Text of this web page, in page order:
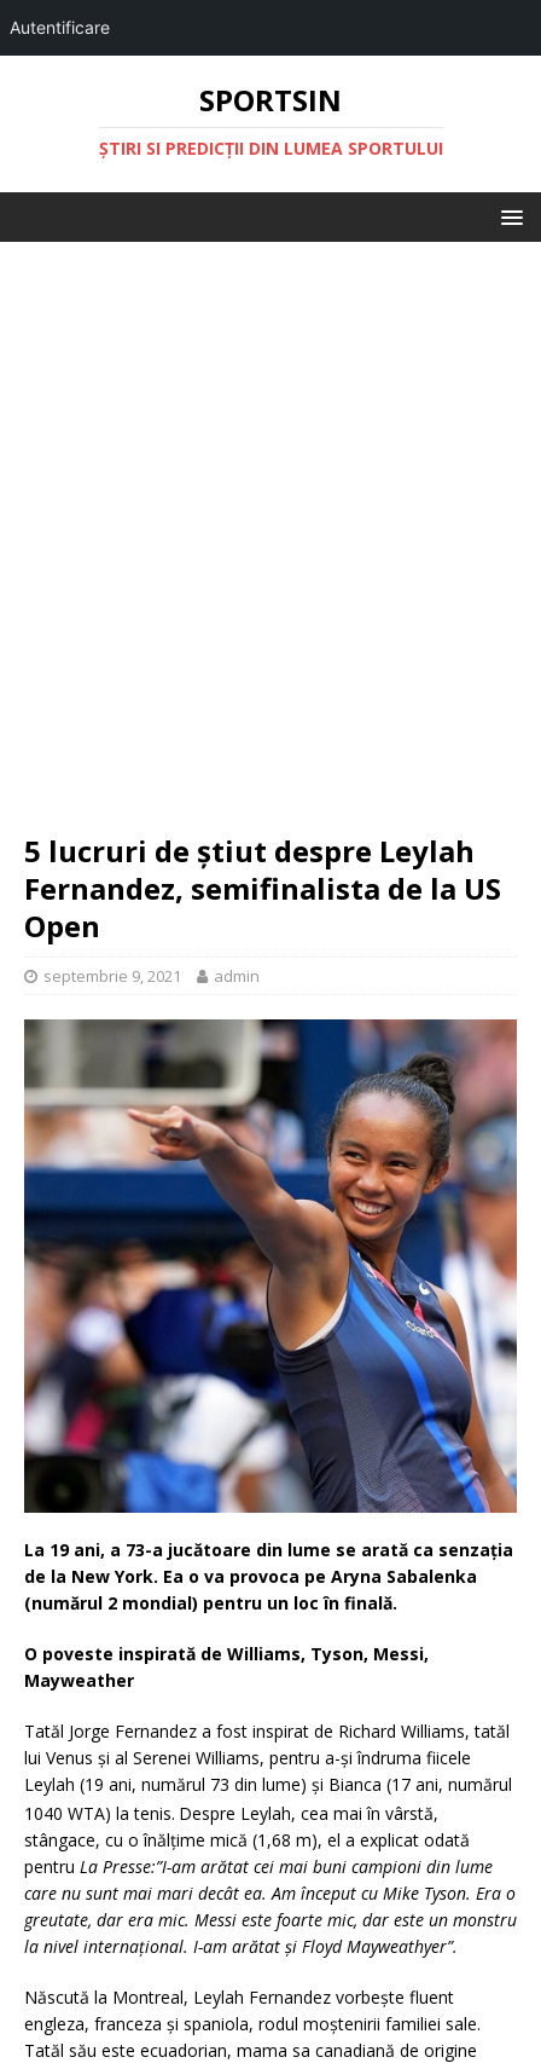
Autentificare
SPORTSIN
ŞTIRI SI PREDICŢII DIN LUMEA SPORTULUI
5 lucruri de știut despre Leylah
Fernandez, semifinalista de la US
Open
septembrie 9, 2021 admin
La 19 ani, a 73-a jucătoare din lume se arată ca senzația
de la New York. Ea o va provoca pe Aryna Sabalenka
(numărul 2 mondial) pentru un loc în finală.
O poveste inspirată de Williams, Tyson, Messi,
Mayweather
Tatăl Jorge Fernandez a fost inspirat de Richard Williams, tatăl
lui Venus și al Serenei Williams, pentru a-și îndruma fiicele
Leylah (19 ani, numărul 73 din lume) și Bianca (17 ani, numărul
1040 WTA) la tenis. Despre Leylah, cea mai în vârstă,
stângace, cu o înălțime mică (1,68 m), el a explicat odată
pentru La Presse:”I-am arătat cei mai buni campioni din lume
care nu sunt mai mari decât ea. Am început cu Mike Tyson. Era o
greutate, dar era mic. Messi este foarte mic, dar este un monstru
la nivel internațional. I-am arătat și Floyd Mayweathyer”.
Născută la Montreal, Leylah Fernandez vorbește fluent
engleza, franceza și spaniola, rodul moștenirii familiei sale.
Tatăl său este ecuadorian, mama sa canadiană de origine